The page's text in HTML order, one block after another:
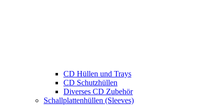
CD Hüllen und Trays
CD Schutzhüllen
Diverses CD Zubehör
Schallplattenhüllen (Sleeves)